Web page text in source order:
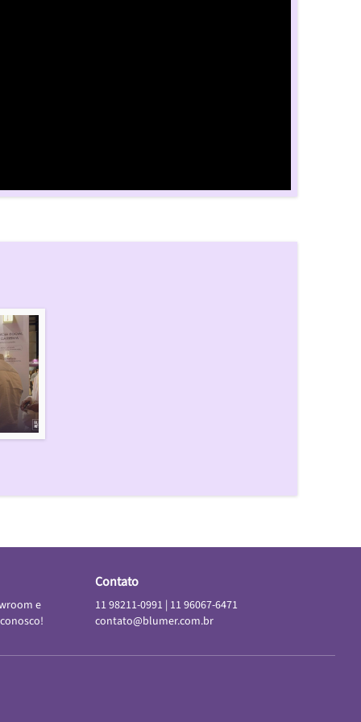
e
Contato
11 98211-0991 | 11 96067-6471
contato@blumer.com.br